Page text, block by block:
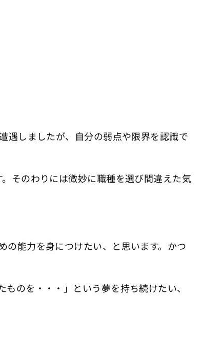
遇しましたが、自分の弱点や限界を認識で
そのわりには微妙に職種を選び間違えた気
の能力を身につけたい、と思います。かつ
のを・・・」という夢を持ち続けたい、